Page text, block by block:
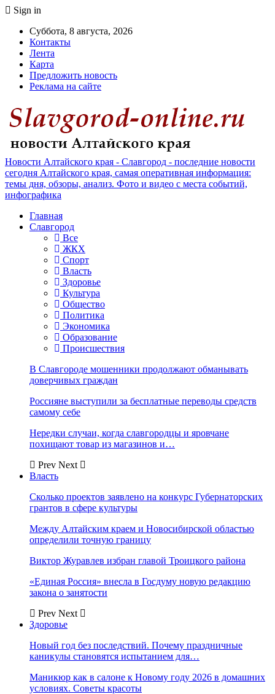
Sign in
Суббота, 8 августа, 2026
Контакты
Лента
Карта
Предложить новость
Реклама на сайте
Новости Алтайского края - Славгород - последние новости
сегодня Алтайского края, самая оперативная информация:
темы дня, обзоры, анализ. Фото и видео с места событий,
инфографика
Главная
Славгород
Все
ЖКХ
Спорт
Власть
Здоровье
Культура
Общество
Политика
Экономика
Образование
Происшествия
В Славгороде мошенники продолжают обманывать
доверчивых граждан
Россияне выступили за бесплатные переводы средств
самому себе
Нередки случаи, когда славгородцы и яровчане
похищают товар из магазинов и…
Prev Next
Власть
Сколько проектов заявлено на конкурс Губернаторских
грантов в сфере культуры
Между Алтайским краем и Новосибирской областью
определили точную границу
Виктор Журавлев избран главой Троицкого района
«Единая Россия» внесла в Госдуму новую редакцию
закона о занятости
Prev Next
Здоровье
Новый год без последствий. Почему праздничные
каникулы становятся испытанием для…
Маникюр как в салоне к Новому году 2026 в домашних
условиях. Советы красоты